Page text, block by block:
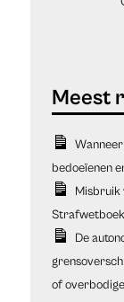
bedoeïenen
Misbruik
De
of